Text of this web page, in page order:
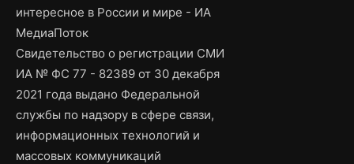
интересное в России и мире - ИА
МедиаПоток
Свидетельство о регистрации СМИ
ИА № ФС 77 - 82389 от 30 декабря
2021 года выдано Федеральной
службы по надзору в сфере связи,
информационных технологий и
массовых коммуникаций